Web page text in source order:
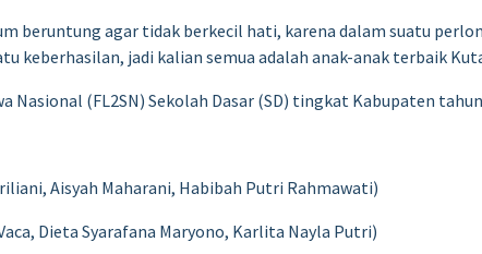
beruntung agar tidak berkecil hati, karena dalam suatu
keberhasilan, jadi kalian semua adalah anak-anak terbaik
Nasional (FL2SN) Sekolah Dasar (SD) tingkat Kabupaten tahun
Aisyah Maharani, Habibah Putri Rahmawati)
Dieta Syarafana Maryono, Karlita Nayla Putri)